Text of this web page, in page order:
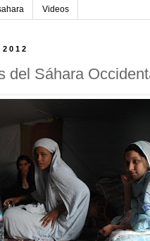
Videos
del Sáhara